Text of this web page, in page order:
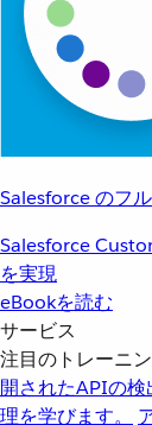
Salesforce のフ
Salesforce
を実現
eBookを読む
サービス
注目のトレーニ
開されたAPIの
理を学びます。